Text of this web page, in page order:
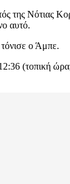
Νότιας
αυτό.
ο Άμπε.
(τοπική